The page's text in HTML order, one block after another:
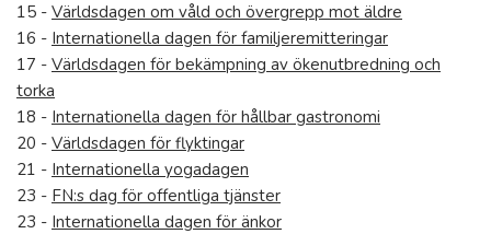
15 - Världsdagen om våld och övergrepp mot äldre
16 - Internationella dagen för familjeremitteringar
17 - Världsdagen för bekämpning av ökenutbredning och
torka
18 - Internationella dagen för hållbar gastronomi
20 - Världsdagen för flyktingar
21 - Internationella yogadagen
23 - FN:s dag för offentliga tjänster
23 - Internationella dagen för änkor